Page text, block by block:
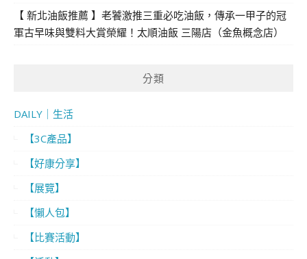
【 新北油飯推薦 】老饕激推三重必吃油飯，傳承一甲子的冠
軍古早味與雙料大賞榮耀！太順油飯 三陽店（金魚概念店）
分類
DAILY｜生活
【3C產品】
【好康分享】
【展覽】
【懶人包】
【比賽活動】